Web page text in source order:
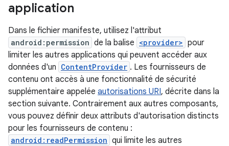
application
Dans le fichier manifeste, utilisez l'attribut
android:permission de la balise <provider> pour
limiter les autres applications qui peuvent accéder aux
données d'un ContentProvider . Les fournisseurs de
contenu ont accès à une fonctionnalité de sécurité
supplémentaire appelée autorisations URI, décrite dans la
section suivante. Contrairement aux autres composants,
vous pouvez définir deux attributs d'autorisation distincts
pour les fournisseurs de contenu :
android:readPermission qui limite les autres